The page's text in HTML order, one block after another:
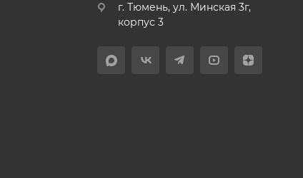
г. Тюмень, ул. Минская 3г,
корпус 3